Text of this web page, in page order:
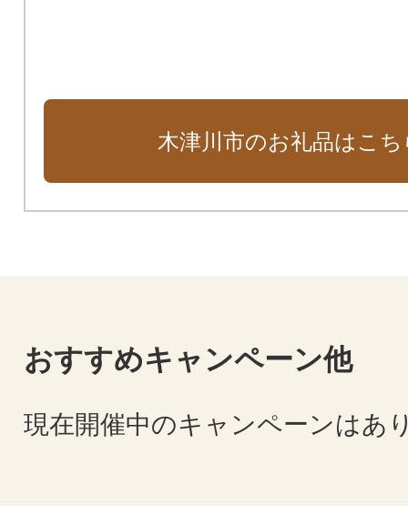
木津川市のお礼品はこち
おすすめキャンペーン他
現在開催中のキャンペーンはあ